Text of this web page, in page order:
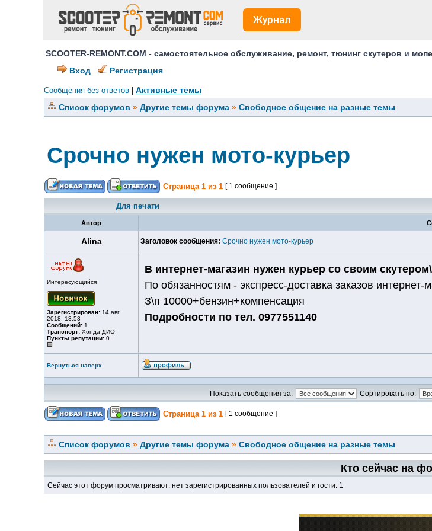
Журнал
SCOOTER-REMONT.COM - самостоятельное обслуживание, ремонт, тюнинг скутеров и
Вход
Регистрация
Сообщения без ответов
Активные темы
Список форумов » Другие темы форума » Свободное общение на разные темы
Срочно нужен мото-курьер
Страница 1 из 1 [ 1 сообщение ]
Для печати
Автор
Alina Заголовок сообщения: Срочно нужен мото-курьер
Интересующийся
Зарегистрирован: 14 авг
2018, 13:53
Сообщений: 1
Транспорт: Хонда ДИО
Пункты репутации: 0
В интернет-магазин нужен курьер со своим
По обязанностям - экспресс-доставка заказов
З\п 10000+бензин+компенсация
Подробности по тел. 0977551140
Вернуться наверх
Показать сообщения за: Сортировать по:
Страница 1 из 1 [ 1 сообщение ]
Список форумов » Другие темы форума » Свободное общение на разные темы
Кто сейчас на
Сейчас этот форум просматривают: нет зарегистрированных пользователей и гости: 1